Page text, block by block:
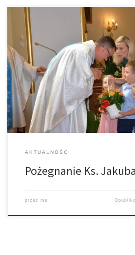
15 sierpnia miało miejsce w naszej Parafii
wikariusza – Ks. Jakuba, który decyzją Bp.
końcem sierpnia przeniesiony do parafii
Nowym Sączu. Przypomnijmy, Ks. Jakub
został mianowany wikariuszem naszej
funkcję wicenotariusza dekanatu Tarnów
AKTUALNOŚCI
Pożegnanie Ks. Jakuba
przez ms